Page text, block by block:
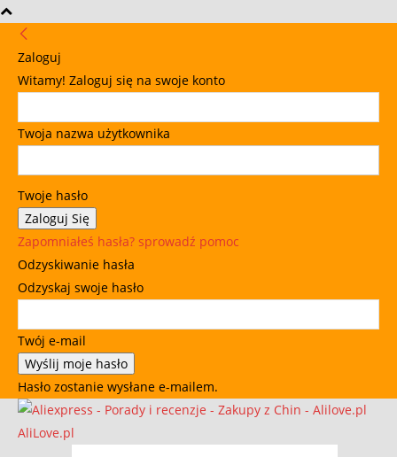
Zaloguj
Witamy! Zaloguj się na swoje konto
Twoja nazwa użytkownika
Twoje hasło
Zapomniałeś hasła? sprowadź pomoc
Odzyskiwanie hasła
Odzyskaj swoje hasło
Twój e-mail
Hasło zostanie wysłane e-mailem.
AliLove.pl